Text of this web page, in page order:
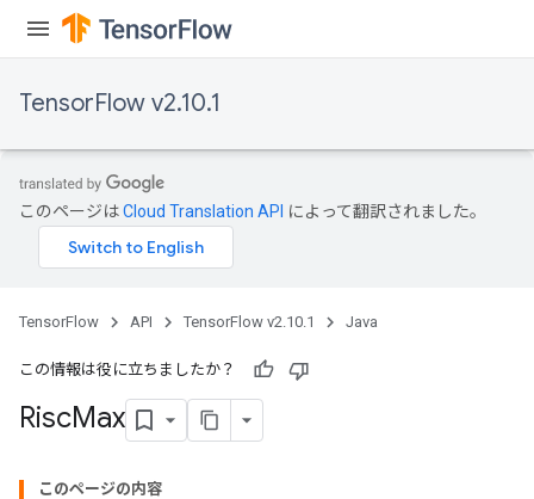
TensorFlow v2.10.1
このページはCloud Translation API によって翻訳されました。
TensorFlow API TensorFlow v2.10.1 Java
この情報は役に立ちましたか？
RiscMax
このページの内容